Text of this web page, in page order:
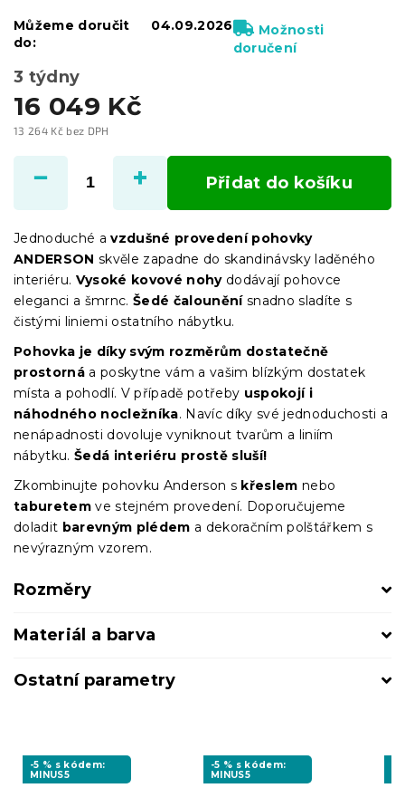
16 049 Kč
13 264 Kč bez DPH
cena:
3 týdny
Můžeme doručit
do:
04.09.2026
Možnosti
doručení
Přidat do košíku
Jednoduché avzdušné provedení pohovky
ANDERSON skvěle zapadne do skandinávsky laděného
interiéru. Vysoké kovové nohydodávají pohovce
eleganci a šmrnc. Šedé čalouněnísnadno sladíte s
čistými liniemi ostatního nábytku.
Pohovka je díky svým rozměrům dostatečně
prostorná a poskytne vám a vašim blízkým dostatek
místa a pohodlí. V případě potřeby uspokojí i
náhodného nocležníka. Navíc díky své jednoduchosti a
nenápadnosti dovoluje vyniknout tvarům a liniím
nábytku. Šedá interiéru prostě sluší!
Zkombinujte pohovku Anderson s křeslem nebo
taburetem ve stejném provedení. Doporučujeme
doladit barevným plédem a dekoračním polštářkem s
nevýrazným vzorem.
Rozměry
Materiál a barva
Ostatní parametry
-5 % s kódem:
MINUS5
-5 % s kódem:
MINUS5